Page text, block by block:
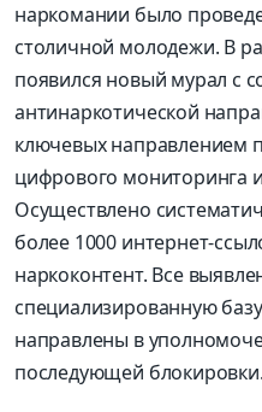
наркомании было
столичной молодежи. В
появился новый мурал с
антинаркотической
ключевых направлением
цифрового мониторинга
Осуществлено
более 1000 интернет-
наркоконтент. Все
специализированную
направлены в
последующей блокировки.